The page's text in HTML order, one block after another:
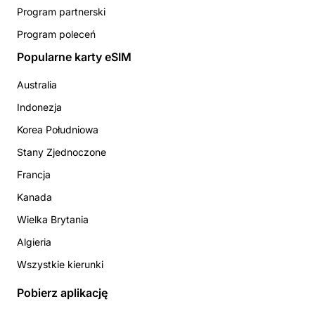
Program partnerski
Program poleceń
Popularne karty eSIM
Australia
Indonezja
Korea Południowa
Stany Zjednoczone
Francja
Kanada
Wielka Brytania
Algieria
Wszystkie kierunki
Pobierz aplikację